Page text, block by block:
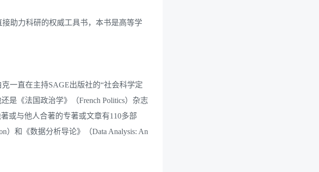
助力科研的权威工具书，本书是高等学
一直在主持SAGE出版社的“社会科学定
是《法国政治学》（French Politics）杂志
或与他人合著的专著或文章有110多部
）和《数据分析导论》（Data Analysis: An